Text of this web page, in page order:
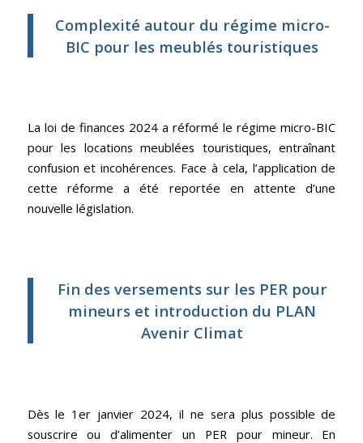
Complexité autour du régime micro-
BIC pour les meublés touristiques
La loi de finances 2024 a réformé le régime micro-BIC
pour les locations meublées touristiques, entraînant
confusion et incohérences. Face à cela, l’application de
cette réforme a été reportée en attente d’une
nouvelle législation.
Fin des versements sur les PER pour
mineurs et introduction du PLAN
Avenir Climat
Dès le 1er janvier 2024, il ne sera plus possible de
souscrire ou d’alimenter un PER pour mineur. En